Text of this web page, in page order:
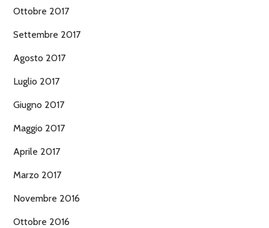
Ottobre 2017
Settembre 2017
Agosto 2017
Luglio 2017
Giugno 2017
Maggio 2017
Aprile 2017
Marzo 2017
Novembre 2016
Ottobre 2016